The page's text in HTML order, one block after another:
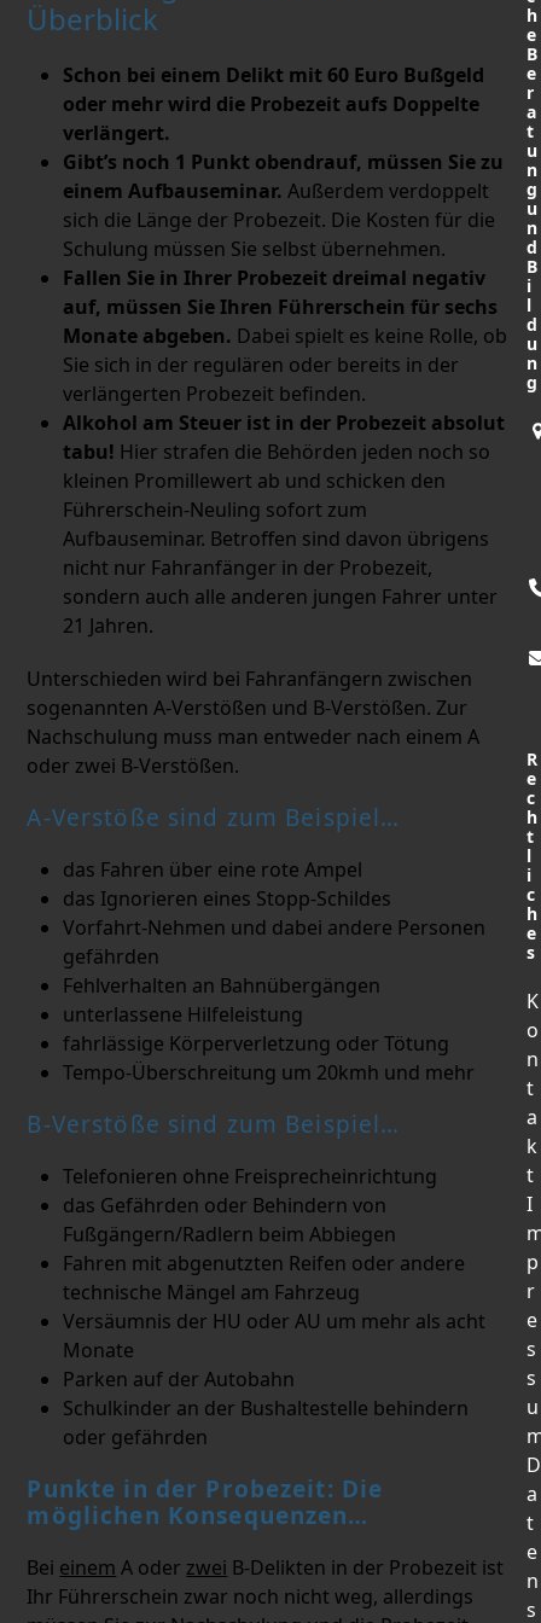
Überblick
Schon bei einem Delikt mit 60 Euro Bußgeld
oder mehr wird die Probezeit aufs Doppelte
verlängert.
Gibt’s noch 1 Punkt obendrauf, müssen Sie zu
einem Aufbauseminar.Außerdem verdoppelt
sich die Länge der Probezeit. Die Kosten für die
Schulung müssen Sie selbst übernehmen.
Fallen Sie in Ihrer Probezeit dreimal negativ
auf, müssen Sie Ihren Führerschein für sechs
Monate abgeben. Dabei spielt es keine Rolle, ob
Sie sich in der regulären oder bereits in der
verlängerten Probezeit befinden.
Alkohol am Steuer ist in der Probezeit absolut
tabu! Hier strafen die Behörden jeden noch so
kleinen Promillewert ab und schicken den
Führerschein-Neuling sofort zum
Aufbauseminar. Betroffen sind davon übrigens
nicht nur Fahranfänger in der Probezeit,
sondern auch alle anderen jungen Fahrer unter
21 Jahren.
Unterschieden wird bei Fahranfängern zwischen
sogenannten A-Verstößen und B-Verstößen. Zur
Nachschulung muss man entweder nach einem A
oder zwei B-Verstößen.
A-Verstöße sind zum Beispiel…
das Fahren über eine rote Ampel
das Ignorieren eines Stopp-Schildes
Vorfahrt-Nehmen und dabei andere Personen
gefährden
Fehlverhalten an Bahnübergängen
unterlassene Hilfeleistung
fahrlässige Körperverletzung oder Tötung
Tempo-Überschreitung um 20kmh und mehr
B-Verstöße sind zum Beispiel…
Telefonieren ohne Freisprecheinrichtung
das Gefährden oder Behindern von
Fußgängern/Radlern beim Abbiegen
Fahren mit abgenutzten Reifen oder andere
technische Mängel am Fahrzeug
Versäumnis der HU oder AU um mehr als acht
Monate
Parken auf der Autobahn
Schulkinder an der Bushaltestelle behindern
oder gefährden
Punkte in der Probezeit: Die
möglichen Konsequenzen…
Bei einem A oder zwei B-Delikten in der Probezeit ist
Ihr Führerschein zwar noch nicht weg, allerdings
h
e
B
e
r
a
t
u
n
g
u
n
d
B
i
l
d
u
n
g
R
e
c
h
t
l
i
c
h
e
s
K
o
n
t
a
k
t
I
p
r
e
s
s
u
D
a
t
e
n
s